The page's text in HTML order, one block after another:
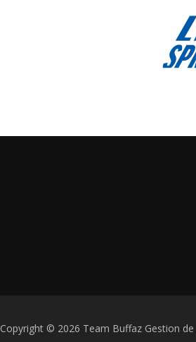
Copyright © 2026 Team Buffaz Gestion